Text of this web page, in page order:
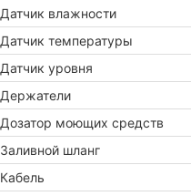
Датчик влажности
Датчик температуры
Датчик уровня
Держатели
Дозатор моющих средств
Заливной шланг
Кабель